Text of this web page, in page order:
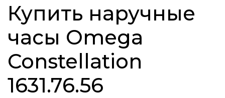
Купить наручные
часы Omega
Constellation
1631.76.56